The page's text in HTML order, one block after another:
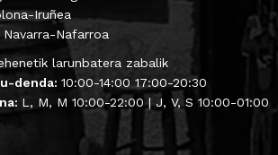
Iruñea
Navarra-Nafarroa
larunbatera zabalik
denda: 10:00-14:00 17:00-20:30
L, M, M 10:00-22:00 | J, V, S 10:00-01:00